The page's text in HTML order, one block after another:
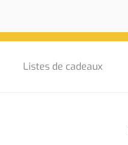
Listes de cadeaux